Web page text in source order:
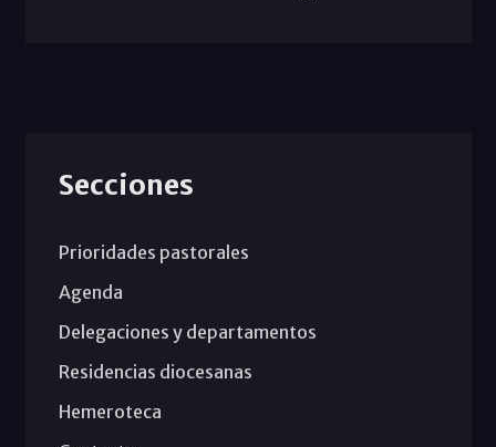
Secciones
Prioridades pastorales
Agenda
Delegaciones y departamentos
Residencias diocesanas
Hemeroteca